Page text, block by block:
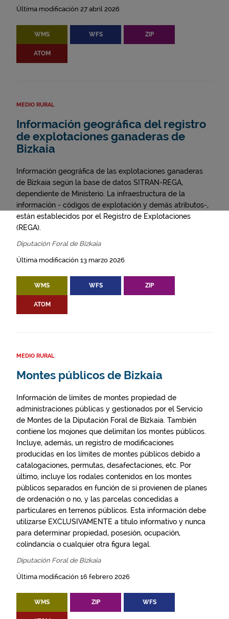
Última modificación 27 abril 2026
WMS WFS ZIP
ATOM
MEDIO RURAL
Información geográfica del registro
de explotaciones ganaderas de
Bizkaia
Información geográfica de las explotaciones ganaderas
de Bizkaia según la base de datos SITRAN-REGA,
dependiente de Ministerio. La infraestructura de la
información - códigos de explotación y demás atributos-,
están establecidos por el Registro de Explotaciones
(REGA).
Diputación Foral de Bizkaia
Última modificación 13 marzo 2026
WMS WFS ZIP
ATOM
MEDIO RURAL
Montes públicos de Bizkaia
Información de límites de montes propiedad de
administraciones públicas y gestionados por el Servicio
de Montes de la Diputación Foral de Bizkaia. También
contiene los mojones que delimitan los montes públicos.
Incluye, además, un registro de modificaciones
producidas en los límites de montes públicos debido a
catalogaciones, permutas, desafectaciones, etc. Por
último, incluye los rodales contenidos en los montes
públicos separados en función de si provienen de planes
de ordenación o no, y las parcelas concedidas a
particulares en terrenos públicos. Esta información debe
utilizarse EXCLUSIVAMENTE a título informativo y nunca
para determinar propiedad, posesión, ocupación,
colindancia o cualquier otra figura legal.
Diputación Foral de Bizkaia
Última modificación 16 febrero 2026
WMS ZIP WFS